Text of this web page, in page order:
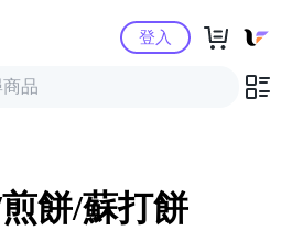
Yahoo購物中心
登入
餅/蘇打餅